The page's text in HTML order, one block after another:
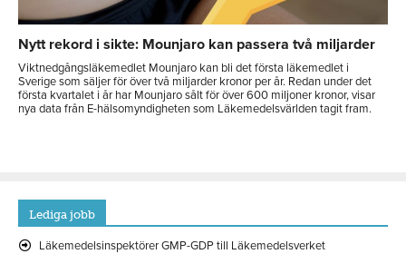
Nytt rekord i sikte: Mounjaro kan passera två miljarder
Viktnedgångsläkemedlet Mounjaro kan bli det första läkemedlet i
Sverige som säljer för över två miljarder kronor per år. Redan under det
första kvartalet i år har Mounjaro sålt för över 600 miljoner kronor, visar
nya data från E-hälsomyndigheten som Läkemedelsvärlden tagit fram.
Lediga jobb
Läkemedelsinspektörer GMP-GDP till Läkemedelsverket